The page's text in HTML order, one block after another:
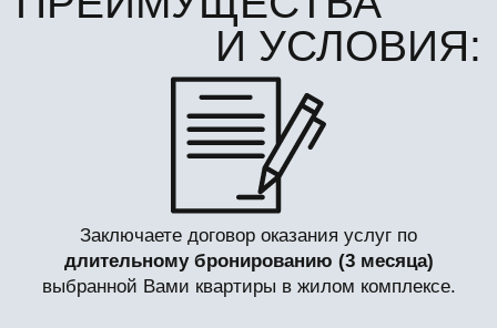
Фиксируете стоимость квартиры. В случае
её увеличения в период бронирования цена
недвижимости в договоре долевого участия
увеличивается до актуальной. Но не более чем на 3
000 руб/м² от цены бронирования.